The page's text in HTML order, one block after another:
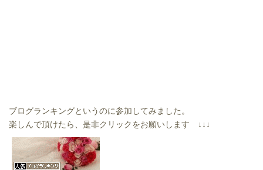
ブログランキングというのに参加してみました。
楽しんで頂けたら、是非クリックをお願いします ↓↓↓